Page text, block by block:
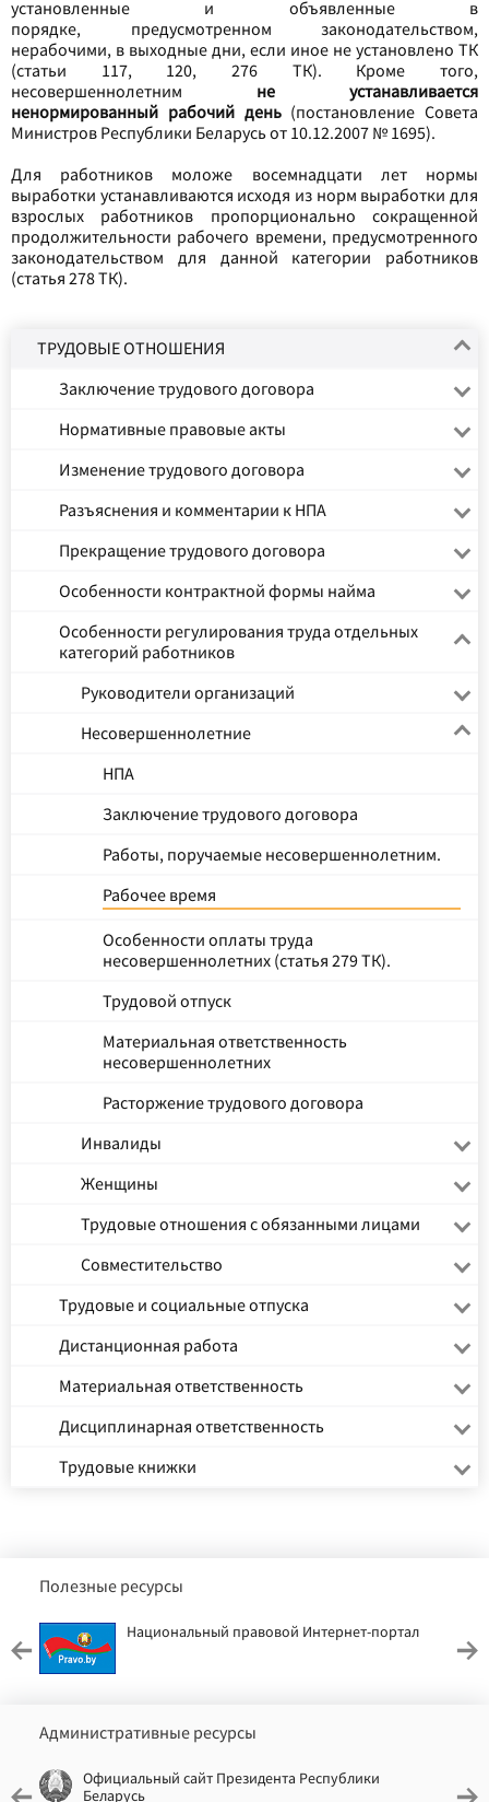
установленные и объявленные в
порядке, предусмотренном законодательством,
нерабочими, в выходные дни, если иное не установлено ТК
(статьи 117, 120, 276 ТК). Кроме того,
несовершеннолетним не устанавливается
ненормированный рабочий день(постановление Совета
Министров Республики Беларусь от 10.12.2007 № 1695).
Для работников моложе восемнадцати лет нормы
выработки устанавливаются исходя из норм выработки для
взрослых работников пропорционально сокращенной
продолжительности рабочего времени, предусмотренного
законодательством для данной категории работников
(статья 278 ТК).
ТРУДОВЫЕ ОТНОШЕНИЯ
Заключение трудового договора
Нормативные правовые акты
Изменение трудового договора
Разъяснения и комментарии к НПА
Прекращение трудового договора
Особенности контрактной формы найма
Особенности регулирования труда отдельных
категорий работников
Руководители организаций
Несовершеннолетние
НПА
Заключение трудового договора
Работы, поручаемые несовершеннолетним.
Рабочее время
Особенности оплаты труда
несовершеннолетних (статья 279 ТК).
Трудовой отпуск
Материальная ответственность
несовершеннолетних
Расторжение трудового договора
Инвалиды
Женщины
Трудовые отношения с обязанными лицами
Совместительство
Трудовые и социальные отпуска
Дистанционная работа
Материальная ответственность
Дисциплинарная ответственность
Трудовые книжки
Полезные ресурсы
Национальный правовой Интернет-портал
Административные ресурсы
Официальный сайт Президента Республики
Беларусь